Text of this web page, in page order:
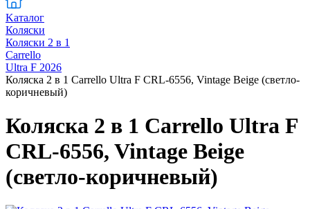
Kаталог
Коляски
Коляски 2 в 1
Carrello
Ultra F 2026
Коляска 2 в 1 Carrello Ultra F CRL-6556, Vintage Beige (светло-
коричневый)
Коляска 2 в 1 Carrello Ultra F
CRL-6556, Vintage Beige
(светло-коричневый)